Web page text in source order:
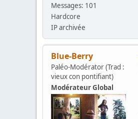
Messages: 101
Hardcore
IP archivée
Blue-Berry
Paléo-Modérator (Trad :
vieux con pontifiant)
Modérateur Global